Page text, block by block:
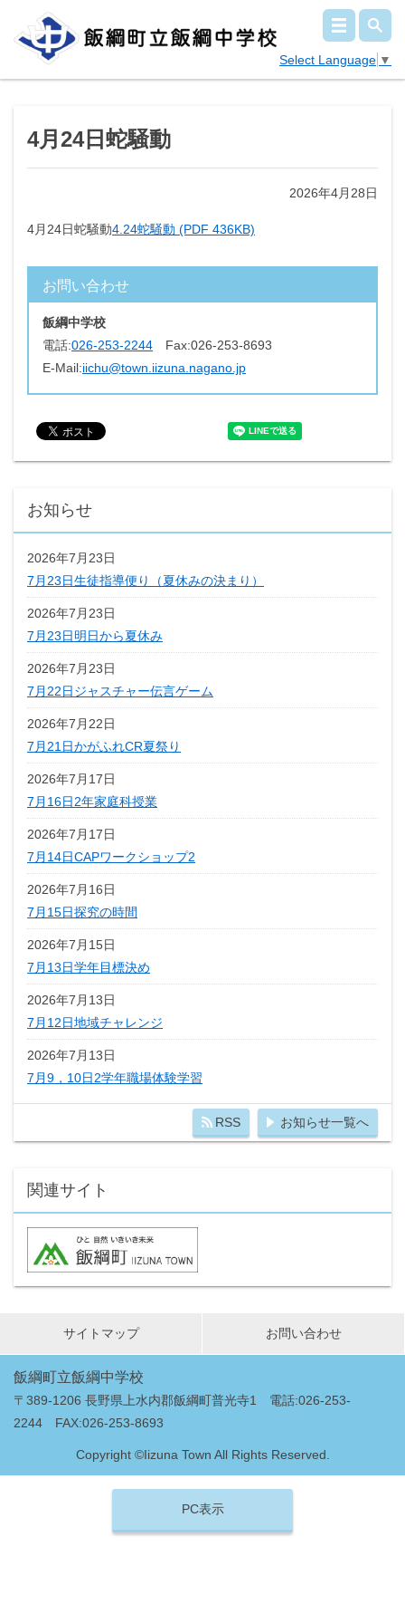
Select Language ▼
4月24日蛇騒動
2026年4月28日
4月24日蛇騒動4.24蛇騒動 (PDF 436KB)
お問い合わせ
飯綱中学校
電話:026-253-2244 Fax:026-253-8693
E-Mail:iichu@town.iizuna.nagano.jp
お知らせ
2026年7月23日
7月23日生徒指導便り（夏休みの決まり）
2026年7月23日
7月23日明日から夏休み
2026年7月23日
7月22日ジャスチャー伝言ゲーム
2026年7月22日
7月21日かがふれCR夏祭り
2026年7月17日
7月16日2年家庭科授業
2026年7月17日
7月14日CAPワークショップ2
2026年7月16日
7月15日探究の時間
2026年7月15日
7月13日学年目標決め
2026年7月13日
7月12日地域チャレンジ
2026年7月13日
7月9，10日2学年職場体験学習
RSS お知らせ一覧へ
関連サイト
サイトマップ お問い合わせ
飯綱町立飯綱中学校
〒389-1206 長野県上水内郡飯綱町普光寺1 電話:026-253-
2244 FAX:026-253-8693
Copyright ©Iizuna Town All Rights Reserved.
PC表示